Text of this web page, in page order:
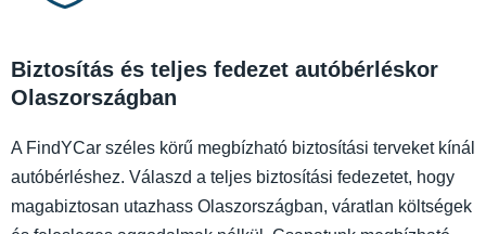
Biztosítás és teljes fedezet autóbérléskor
Olaszországban
A FindYCar széles körű megbízható biztosítási terveket kínál
autóbérléshez. Válaszd a teljes biztosítási fedezetet, hogy
magabiztosan utazhass Olaszországban, váratlan költségek